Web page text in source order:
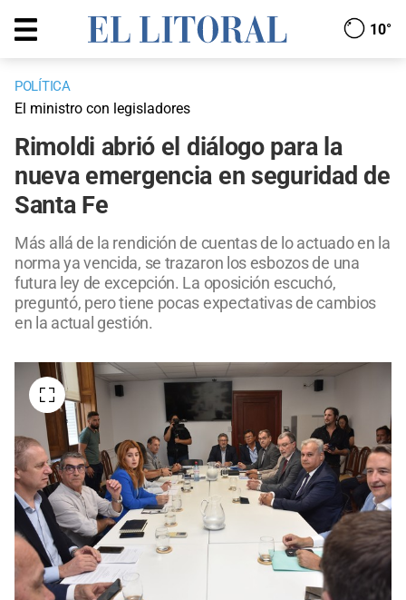
10°
POLÍTICA
El ministro con legisladores
Rimoldi abrió el diálogo para la
nueva emergencia en seguridad de
Santa Fe
Más allá de la rendición de cuentas de lo actuado en la
norma ya vencida, se trazaron los esbozos de una
futura ley de excepción. La oposición escuchó,
preguntó, pero tiene pocas expectativas de cambios
en la actual gestión.